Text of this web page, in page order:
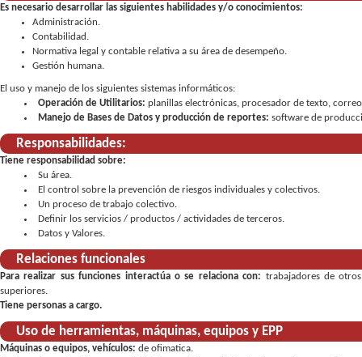
Es necesario desarrollar las siguientes habilidades y/o conocimientos:
Administración.
Contabilidad.
Normativa legal y contable relativa a su área de desempeño.
Gestión humana.
El uso y manejo de los siguientes sistemas informáticos:
Operación de Utilitarios: planillas electrónicas, procesador de texto,
Manejo de Bases de Datos y producción de reportes: software de
Responsabilidades:
Tiene responsabilidad sobre:
Su área
El control sobre la prevención de riesgos individuales y colectivos
Un proceso de trabajo colectivo
Definir los servicios / productos / actividades de terceros
Datos y Valores
Relaciones funcionales
Para realizar sus funciones interactúa o se relaciona con: trabajadores de
superiores.
Tiene personas a cargo.
Uso de herramientas, máquinas, equipos y EPP
Máquinas o equipos, vehículos: de ofimatica